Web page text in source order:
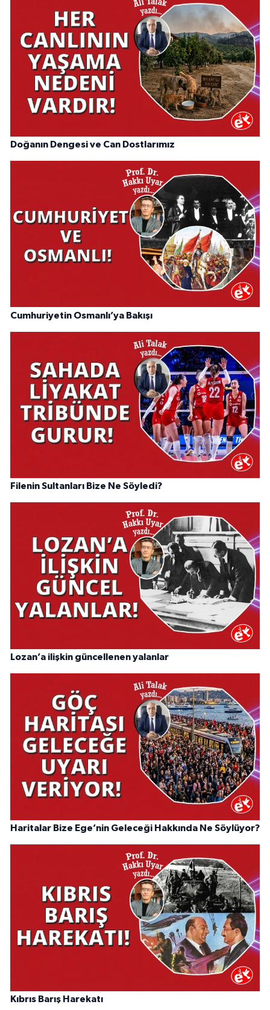
Doğanın Dengesi ve Can Dostlarımız
Cumhuriyetin Osmanlı’ya Bakışı
Filenin Sultanları Bize Ne Söyledi?
Lozan’a ilişkin güncellenen yalanlar
Haritalar Bize Ege’nin Geleceği Hakkında Ne Söylüyor?
Kıbrıs Barış Harekatı